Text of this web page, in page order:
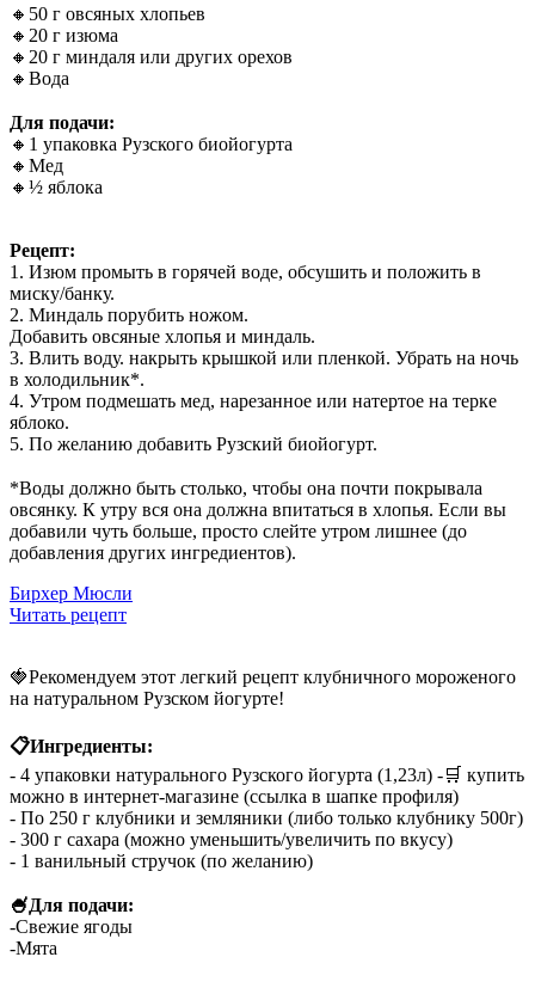
🔸50 г овсяных хлопьев
🔸20 г изюма
🔸20 г миндаля или других орехов
🔸Вода
Для подачи:
🔸1 упаковка Рузского биойогурта
🔸Мед
🔸½ яблока
Рецепт:
1️. Изюм промыть в горячей воде, обсушить и положить в
миску/банку.
2️. Миндаль порубить ножом.
Добавить овсяные хлопья и миндаль.
3️. Влить воду. накрыть крышкой или пленкой. Убрать на ночь
в холодильник*.
4️. Утром подмешать мед, нарезанное или натертое на терке
яблоко.
5️. По желанию добавить Рузский биойогурт.
*Воды должно быть столько, чтобы она почти покрывала
овсянку. К утру вся она должна впитаться в хлопья. Если вы
добавили чуть больше, просто слейте утром лишнее (до
добавления других ингредиентов).
Бирхер Мюсли
Читать рецепт
🍓Рекомендуем этот легкий рецепт клубничного мороженого
на натуральном Рузском йогурте!
📋Ингредиенты:
- 4 упаковки натурального Рузского йогурта (1,23л) -🛒 купить
можно в интернет-магазине (ссылка в шапке профиля)
- По 250 г клубники и земляники (либо только клубнику 500г)
- 300 г сахара (можно уменьшить/увеличить по вкусу)
- 1 ванильный стручок (по желанию)
🍧Для подачи:
-Свежие ягоды
-Мята